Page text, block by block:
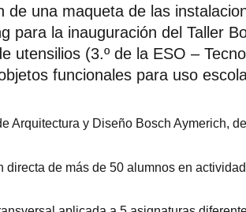
de una maqueta de las
para la inauguración del Taller
utensilios (3.º de la ESO –
funcionales para uso
Arquitectura y Diseño Bosch Aymerich,
directa de más de 50 alumnos en